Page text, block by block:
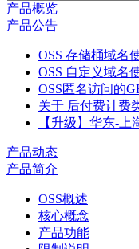
产品概览
产品公告
OSS 存储桶域名
OSS 自定义域名
OSS匿名访问的
关于 后付费计费
【升级】华东-
产品动态
产品简介
OSS概述
核心概念
产品功能